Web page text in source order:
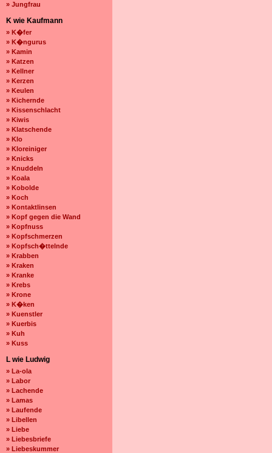
» Jungfrau
K wie Kaufmann
» K�fer
» K�ngurus
» Kamin
» Katzen
» Kellner
» Kerzen
» Keulen
» Kichernde
» Kissenschlacht
» Kiwis
» Klatschende
» Klo
» Kloreiniger
» Knicks
» Knuddeln
» Koala
» Kobolde
» Koch
» Kontaktlinsen
» Kopf gegen die Wand
» Kopfnuss
» Kopfschmerzen
» Kopfsch�ttelnde
» Krabben
» Kraken
» Kranke
» Krebs
» Krone
» K�ken
» Kuenstler
» Kuerbis
» Kuh
» Kuss
L wie Ludwig
» La-ola
» Labor
» Lachende
» Lamas
» Laufende
» Libellen
» Liebe
» Liebesbriefe
» Liebeskummer